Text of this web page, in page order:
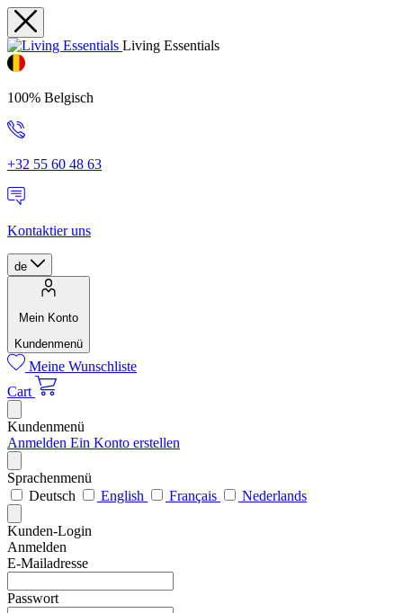
Living Essentials
100% Belgisch
+32 55 60 48 63
Kontaktier uns
de
Mein Konto
Kundenmenü
Meine Wunschliste
Cart
Kundenmenü
Anmelden Ein Konto erstellen
Sprachenmenü
Deutsch
English Français Nederlands
Kunden-Login
Anmelden
E-Mailadresse
Passwort